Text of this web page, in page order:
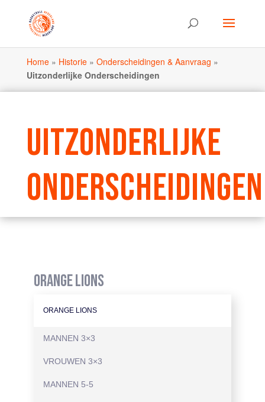
Home» Historie» Onderscheidingen & Aanvraag »
Uitzonderlijke Onderscheidingen
UITZONDERLIJKE
ONDERSCHEIDINGEN
ORANGE LIONS
ORANGE LIONS
MANNEN 3×3
VROUWEN 3×3
MANNEN 5-5